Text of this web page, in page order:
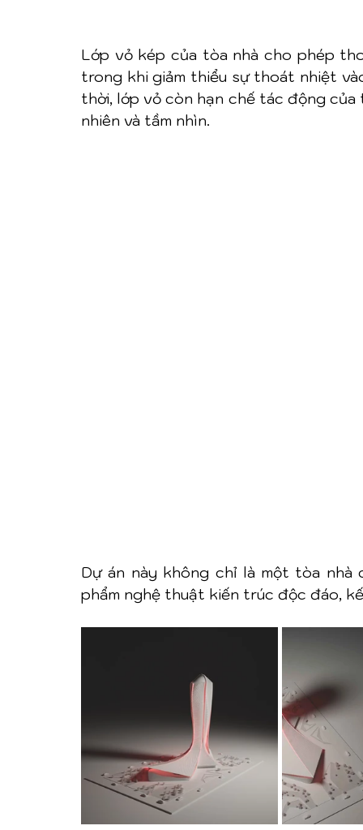
Lớp vỏ kép của tòa nhà cho phép
trong khi giảm thiểu sự thoát nhiệt
thời, lớp vỏ còn hạn chế tác động
nhiên và tầm nhìn.
Dự án này không chỉ là một tòa
phẩm nghệ thuật kiến trúc độc đáo,